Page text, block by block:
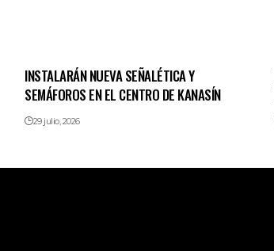
INSTALARÁN NUEVA SEÑALÉTICA Y
SEMÁFOROS EN EL CENTRO DE KANASÍN
29 julio, 2026